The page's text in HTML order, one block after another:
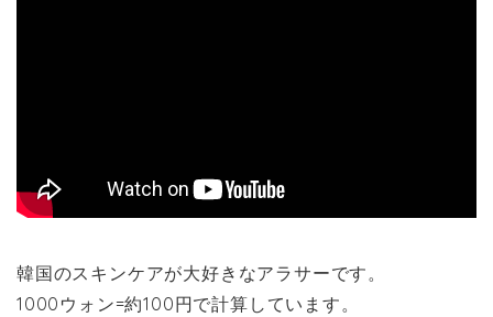
韓国のスキンケアが大好きなアラサーです。
1000ウォン=約100円で計算しています。